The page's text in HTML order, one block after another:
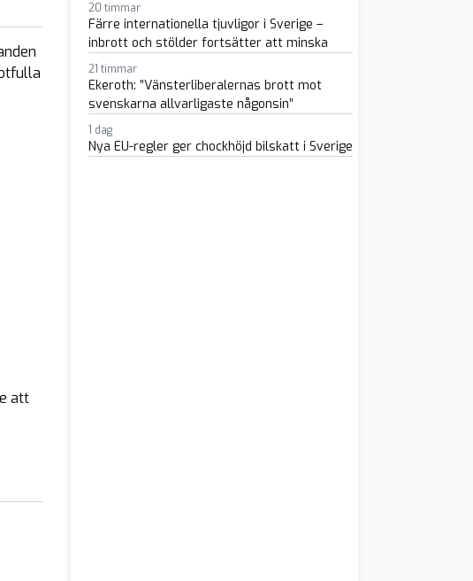
att
20 timmar
Färre internationella tjuvligor i Sverige –
inbrott och stölder fortsätter att minska
21 timmar
Ekeroth: ”Vänsterliberalernas brott mot
svenskarna allvarligaste någonsin”
1 dag
Nya EU-regler ger chockhöjd bilskatt i Sverige